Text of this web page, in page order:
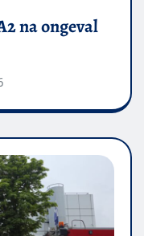
na ongeval